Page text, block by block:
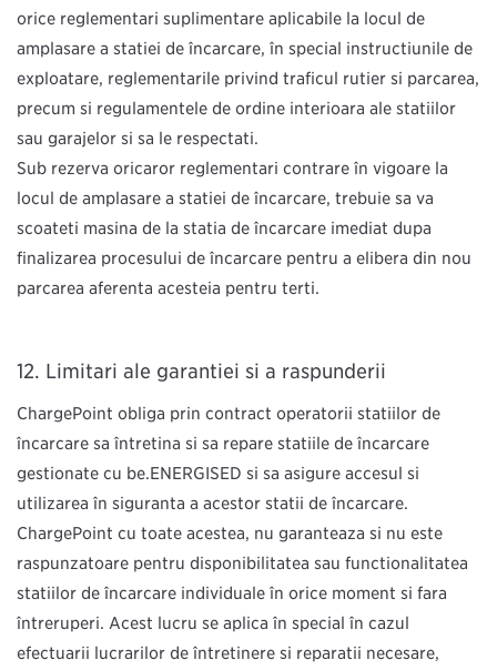
orice reglementări suplimentare aplicabile la locul de
amplasare a stației de încărcare, în special instrucțiunile de
exploatare, reglementările privind traficul rutier și parcarea,
precum și regulamentele de ordine interioară ale stațiilor
sau garajelor și să le respectați.
Sub rezerva oricăror reglementări contrare în vigoare la
locul de amplasare a stației de încărcare, trebuie să vă
scoateți mașina de la stația de încărcare imediat după
finalizarea procesului de încărcare pentru a elibera din nou
parcarea aferentă acesteia pentru terți.
Limitări ale garanției şi a răspunderii
ChargePoint obligă prin contract operatorii stațiilor de
încărcare să întrețină și să repare stațiile de încărcare
gestionate cu be.ENERGISED și să asigure accesul și
utilizarea în siguranță a acestor stații de încărcare.
ChargePoint cu toate acestea, nu garantează și nu este
răspunzătoare pentru disponibilitatea sau funcționalitatea
stațiilor de încărcare individuale în orice moment și fără
întreruperi. Acest lucru se aplică în special în cazul
efectuării lucrărilor de întreținere și reparații necesare,